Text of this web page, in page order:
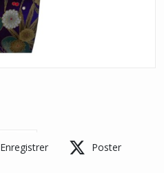
Enregistrer Poster